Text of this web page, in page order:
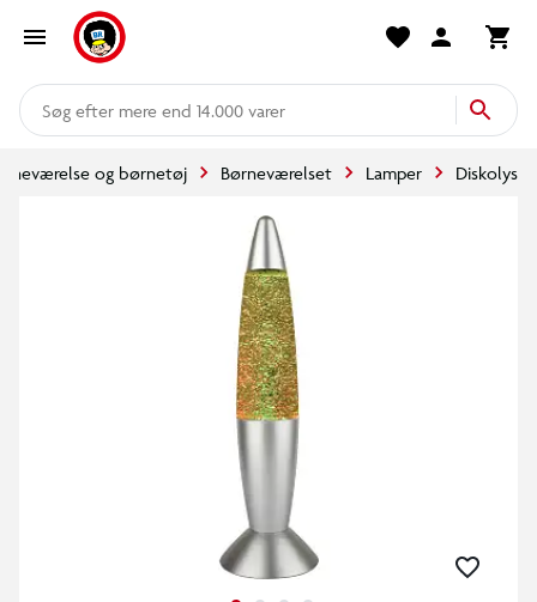
mere end 14.000 varer
og børnetøj Børneværelset Lamper Diskolys